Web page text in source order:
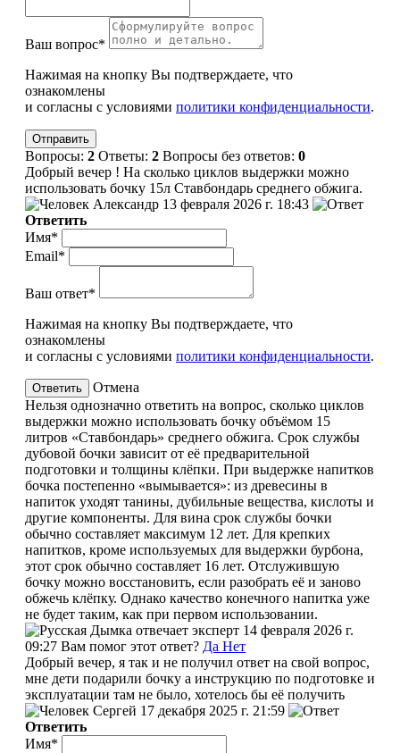
Ваш вопрос*
Нажимая на кнопку Вы подтверждаете, что
ознакомлены
и согласны с условиями политики конфиденциальности.
Вопросы: 2 Ответы: 2 Вопросы без ответов: 0
Добрый вечер ! На сколько циклов выдержки можно
использовать бочку 15л Ставбондарь среднего обжига.
Александр 13 февраля 2026 г. 18:43
Ответить
Имя*
Email*
Ваш ответ*
Нажимая на кнопку Вы подтверждаете, что
ознакомлены
и согласны с условиями политики конфиденциальности.
Отмена
Нельзя однозначно ответить на вопрос, сколько циклов
выдержки можно использовать бочку объёмом 15
литров «Ставбондарь» среднего обжига. Срок службы
дубовой бочки зависит от её предварительной
подготовки и толщины клёпки. При выдержке напитков
бочка постепенно «вымывается»: из древесины в
напиток уходят танины, дубильные вещества, кислоты и
другие компоненты. Для вина срок службы бочки
обычно составляет максимум 12 лет. Для крепких
напитков, кроме используемых для выдержки бурбона,
этот срок обычно составляет 16 лет. Отслужившую
бочку можно восстановить, если разобрать её и заново
обжечь клёпку. Однако качество конечного напитка уже
не будет таким, как при первом использовании.
эксперт 14 февраля 2026 г.
09:27 Вам помог этот ответ? Да Нет
Добрый вечер, я так и не получил ответ на свой вопрос,
мне дети подарили бочку а инструкцию по подготовке и
эксплуатации там не было, хотелось бы её получить
Сергей 17 декабря 2025 г. 21:59
Ответить
Имя*